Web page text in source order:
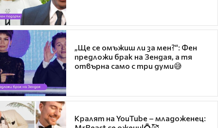
„Ще се омъжиш ли за мен?“: Фен
предложи брак на Зендая, а тя
отвърна само с три думи😅
Кралят на YouTube – младоженец: